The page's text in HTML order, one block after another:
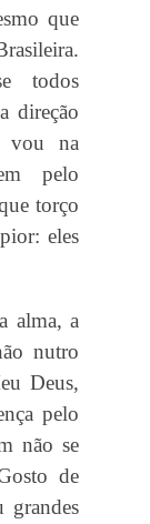
que
todos
direção
vou na
pelo
torço
eles
alma, a
nutro
Deus,
pelo
não se
de
grandes